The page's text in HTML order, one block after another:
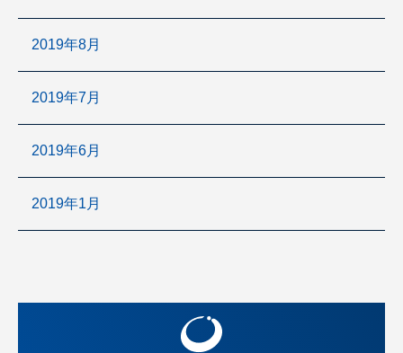
2019年8月
2019年7月
2019年6月
2019年1月